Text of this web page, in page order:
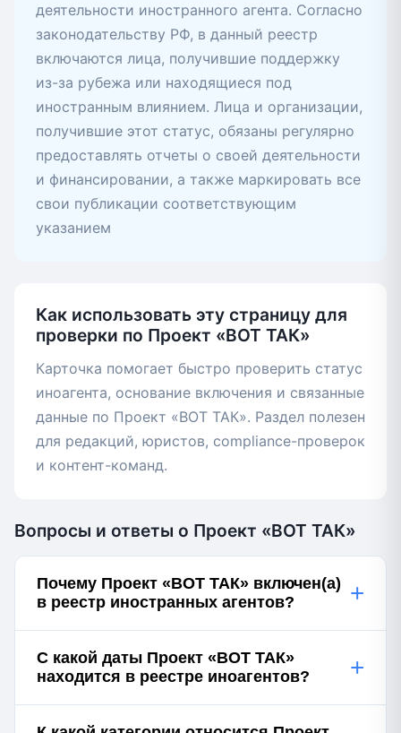
деятельности иностранного агента. Согласно
законодательству РФ, в данный реестр
включаются лица, получившие поддержку
из-за рубежа или находящиеся под
иностранным влиянием. Лица и организации,
получившие этот статус, обязаны регулярно
предоставлять отчеты о своей деятельности
и финансировании, а также маркировать все
свои публикации соответствующим
указанием
Как использовать эту страницу для
проверки по Проект «ВОТ ТАК»
Карточка помогает быстро проверить статус
иноагента, основание включения и связанные
данные по Проект «ВОТ ТАК». Раздел полезен
для редакций, юристов, compliance-проверок
и контент-команд.
Вопросы и ответы о Проект «ВОТ ТАК»
Почему Проект «ВОТ ТАК» включен(а)
в реестр иностранных агентов?
+
С какой даты Проект «ВОТ ТАК»
находится в реестре иноагентов?
+